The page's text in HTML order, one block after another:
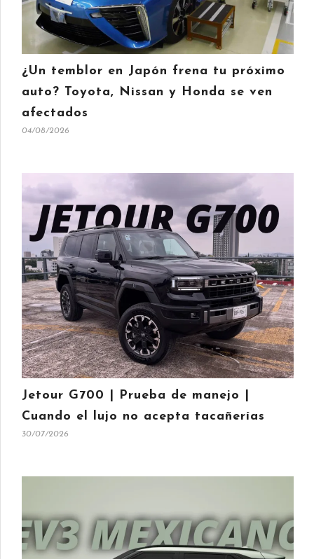
¿Un temblor en Japón frena tu próximo
auto? Toyota, Nissan y Honda se ven
afectados
04/08/2026
Jetour G700 | Prueba de manejo |
Cuando el lujo no acepta tacañerías
30/07/2026